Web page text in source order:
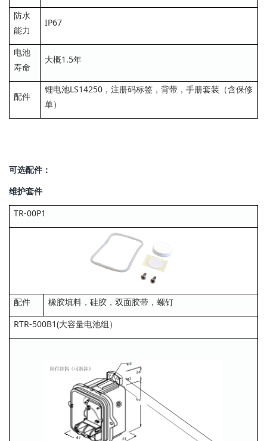
防水
能力
IP67
电池
寿命
大概1.5年
配件
锂电池LS14250，注册码标签，背带，手册套装（含保修
单）
可选配件：
维护套件
TR-00P1
配件
橡胶填料，硅胶，双面胶带，螺钉
RTR-500B1(大容量电池组）